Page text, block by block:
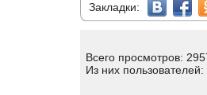
Закладки:
Всего просмотров:
Из них пользователей: